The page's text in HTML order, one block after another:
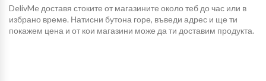
DelivMe доставя стоките от магазините около теб до час или в
избрано време. Натисни бутона горе, въведи адрес и ще ти
покажем цена и от кои магазини може да ти доставим продукта.